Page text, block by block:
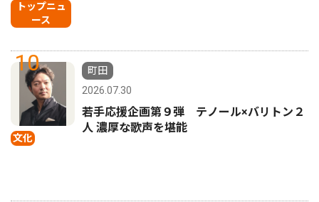
トップニュ
ース
10
文化
町田
2026.07.30
若手応援企画第９弾 テノール×バリトン２
人 濃厚な歌声を堪能